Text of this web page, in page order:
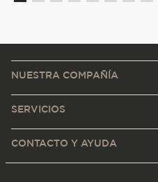
NUESTRA COMPAÑÍA
SERVICIOS
CONTACTO Y AYUDA